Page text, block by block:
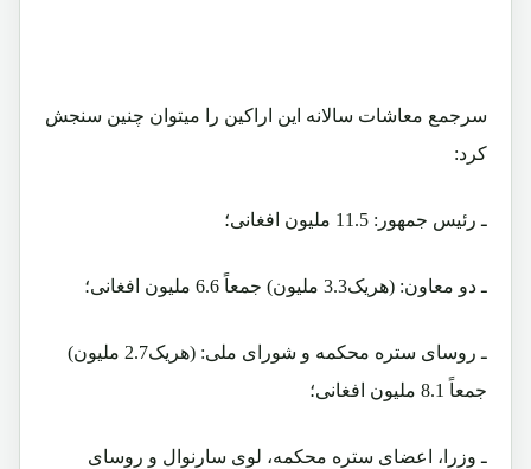
سرجمع معاشات سالانه این اراکین را میتوان چنین سنجش
کرد:
ـ رئیس جمهور: 11.5 ملیون افغانی؛
ـ دو معاون: (هریک3.3 ملیون) جمعاً 6.6 ملیون افغانی؛
ـ روسای ستره محکمه و شورای ملی: (هریک2.7 ملیون)
جمعاً 8.1 ملیون افغانی؛
ـ وزرا، اعضای ستره محکمه، لوی سارنوال و روسای